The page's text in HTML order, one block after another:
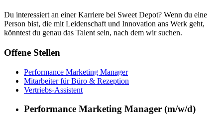
Du interessiert an einer Karriere bei Sweet Depot? Wenn du eine
Person bist, die mit Leidenschaft und Innovation ans Werk geht,
könntest du genau das Talent sein, nach dem wir suchen.
Offene Stellen
Performance Marketing Manager
Mitarbeiter für Büro & Rezeption
Vertriebs-Assistent
Performance Marketing Manager (m/w/d)